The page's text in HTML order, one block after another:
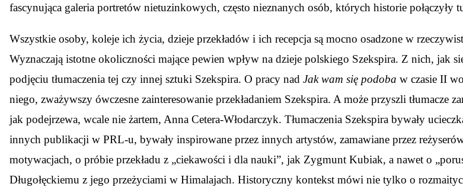
fascynująca galeria portretów nietuzinkowych, często nieznanych osób, których historie połączyły
Wszystkie osoby, koleje ich życia, dzieje przekładów i ich recepcja są mocno osadzone w
Wyznaczają istotne okoliczności mające pewien wpływ na dzieje polskiego Szekspira. Z nich, jak
podjęciu tłumaczenia tej czy innej sztuki Szekspira. O pracy nad Jak wam się podoba w czasie II
niego, zważywszy ówczesne zainteresowanie przekładaniem Szekspira. A może przyszli tłumacze
jak podejrzewa, wcale nie żartem, Anna Cetera-Włodarczyk. Tłumaczenia Szekspira bywały
innych publikacji w PRL-u, bywały inspirowane przez innych artystów, zamawiane przez
motywacjach, o próbie przekładu z „ciekawości i dla nauki”, jak Zygmunt Kubiak, a nawet o
Długołęckiemu z jego przeżyciami w Himalajach. Historyczny kontekst mówi nie tylko o